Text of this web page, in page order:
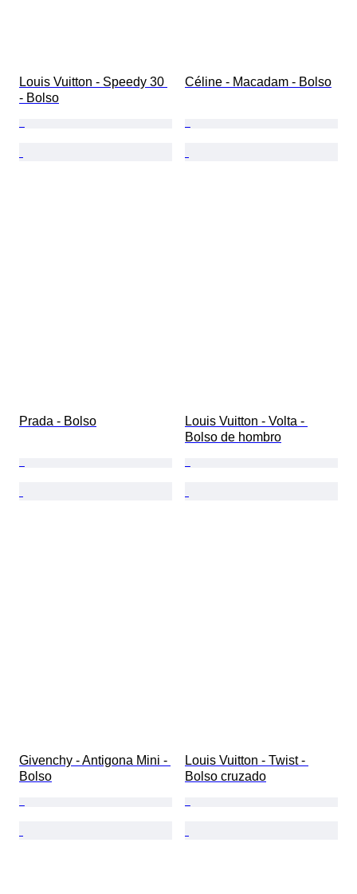
Louis Vuitton - Speedy 30
- Bolso
Céline - Macadam - Bolso
Prada - Bolso
Louis Vuitton - Volta -
Bolso de hombro
Givenchy - Antigona Mini -
Bolso
Louis Vuitton - Twist -
Bolso cruzado